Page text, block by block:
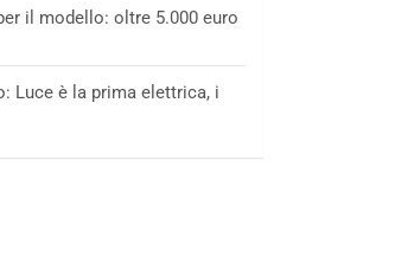
il modello: oltre 5.000 euro
Luce è la prima elettrica, i